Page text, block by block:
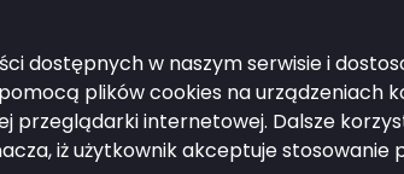
dostępnych w naszym serwisie i
plików cookies na urządzeniach
przeglądarki internetowej. Dalsze
iż użytkownik akceptuje stosowanie
zgłoszenie?
mieszkaniec.